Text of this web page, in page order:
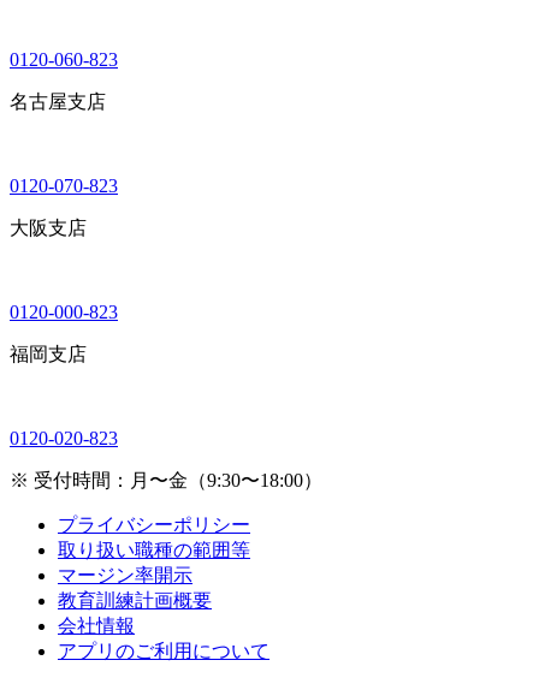
0120-060-823
名古屋支店
0120-070-823
大阪支店
0120-000-823
福岡支店
0120-020-823
※ 受付時間：月〜金（9:30〜18:00）
プライバシーポリシー
取り扱い職種の範囲等
マージン率開示
教育訓練計画概要
会社情報
アプリのご利用について